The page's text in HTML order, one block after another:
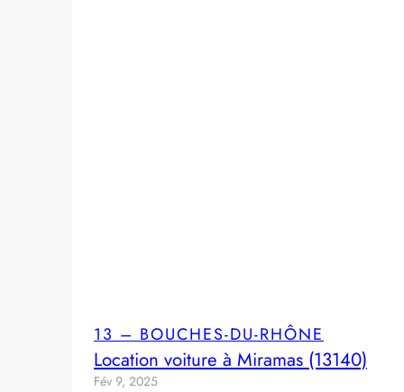
13 – BOUCHES-DU-RHÔNE
Location voiture à Miramas (13140)
Fév 9, 2025